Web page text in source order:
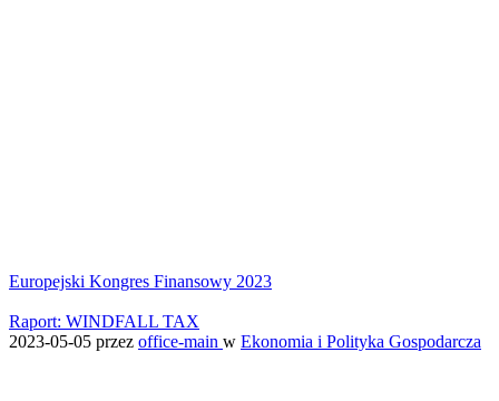
Europejski Kongres Finansowy 2023
Raport: WINDFALL TAX
2023-05-05 przez office-main w Ekonomia i Polityka Gospodarcza